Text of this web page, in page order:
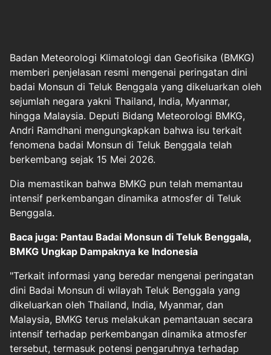
Badan Meteorologi Klimatologi dan Geofisika (BMKG)
memberi penjelasan resmi mengenai peringatan dini
badai Monsun di Teluk Benggala yang dikeluarkan oleh
sejumlah negara yakni Thailand, India, Myanmar,
hingga Malaysia. Deputi Bidang Meteorologi BMKG,
Andri Ramdhani mengungkapkan bahwa isu terkait
fenomena badai Monsun di Teluk Benggala telah
berkembang sejak 15 Mei 2026.
Dia memastikan bahwa BMKG pun telah memantau
intensif perkembangan dinamika atmosfer di Teluk
Benggala.
Baca juga: Pantau Badai Monsun di Teluk Benggala,
BMKG Ungkap Dampaknya ke Indonesia
"Terkait informasi yang beredar mengenai peringatan
dini Badai Monsun di wilayah Teluk Benggala yang
dikeluarkan oleh Thailand, India, Myanmar, dan
Malaysia, BMKG terus melakukan pemantauan secara
intensif terhadap perkembangan dinamika atmosfer
tersebut, termasuk potensi pengaruhnya terhadap